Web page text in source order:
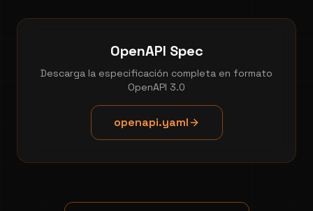
OpenAPI Spec
Descarga la especificación completa en formato
OpenAPI 3.0
openapi.yaml